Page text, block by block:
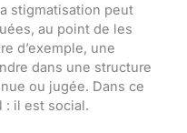
stigmatisation peut
au point de les
d’exemple, une
dans une structure
ou jugée. Dans ce
: il est social.